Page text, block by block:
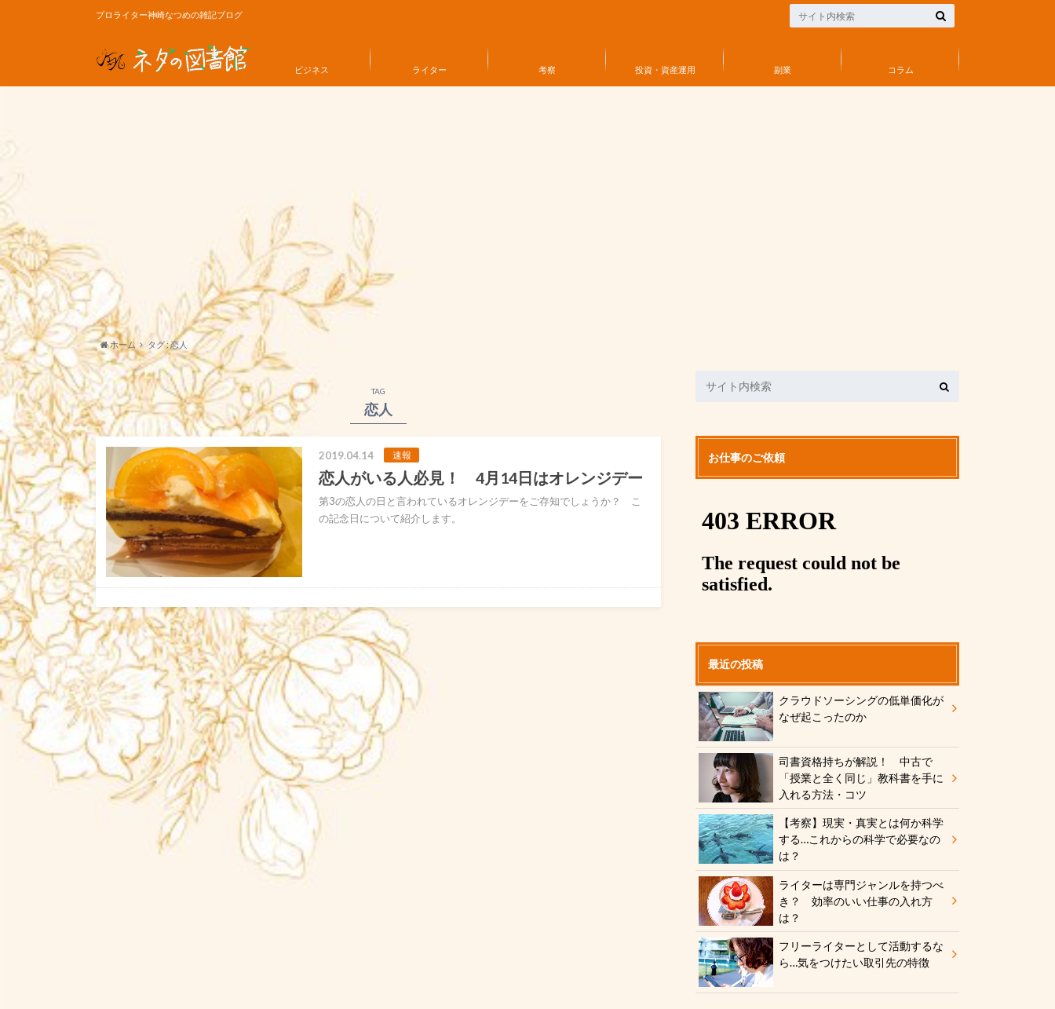
プロライター神崎なつめの雑記ブログ
ビジネス ライター 考察 投資・資産運用 副業 コラム
ホーム タグ : 恋人
TAG
恋人
2019.04.14 速報
恋人がいる人必見！ 4月14日はオレンジデー
第3の恋人の日と言われているオレンジデーをご存知でしょうか？ こ
の記念日について紹介します。
お仕事のご依頼
最近の投稿
クラウドソーシングの低単価化が
なぜ起こったのか
司書資格持ちが解説！ 中古で
「授業と全く同じ」教科書を手に
入れる方法・コツ
【考察】現実・真実とは何か科学
する…これからの科学で必要なの
は？
ライターは専門ジャンルを持つべ
き？ 効率のいい仕事の入れ方
は？
フリーライターとして活動するな
ら…気をつけたい取引先の特徴